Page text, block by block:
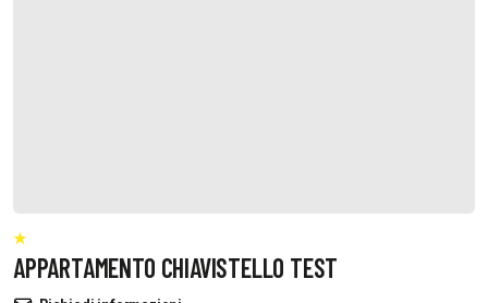
APPARTAMENTO CHIAVISTELLO TEST